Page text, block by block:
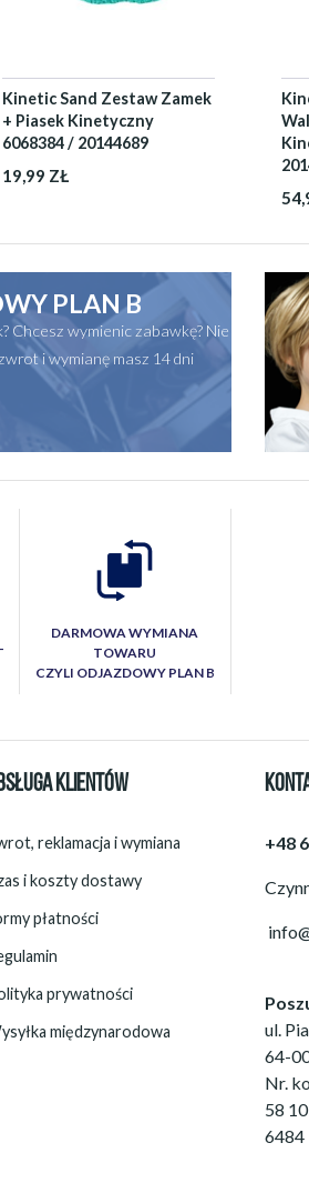
Kinetic Sand Zestaw Zamek
+ Piasek Kinetyczny
6068384 / 20144689
19,99 ZŁ
PLAN B
Chcesz wymienic zabawkę? Nie
i wymianę masz 14 dni
DARMOWA WYMIANA
TOWARU
CZYLI ODJAZDOWY PLAN B
KLIENTÓW
reklamacja i wymiana
i koszty dostawy
płatności
prywatności
międzynarodowa
+48
ul.
64-
Nr.
58
6484